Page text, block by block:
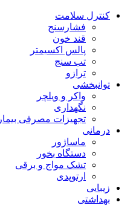
کنترل سلامت
فشارسنج
قند خون
پالس اکسیمتر
تب سنج
ترازو
توانبخشی
واکر و ویلچر
نگهداری
تجهیزات مصرفی بیمار
درمانی
ماساژور
دستگاه بخور
تشک مواج و برقی
ارتوپدی
زیبایی
بهداشتی